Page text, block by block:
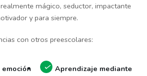
mágico, seductor, impactante
y para siempre.
con otros preescolares:
Aprendizaje mediante